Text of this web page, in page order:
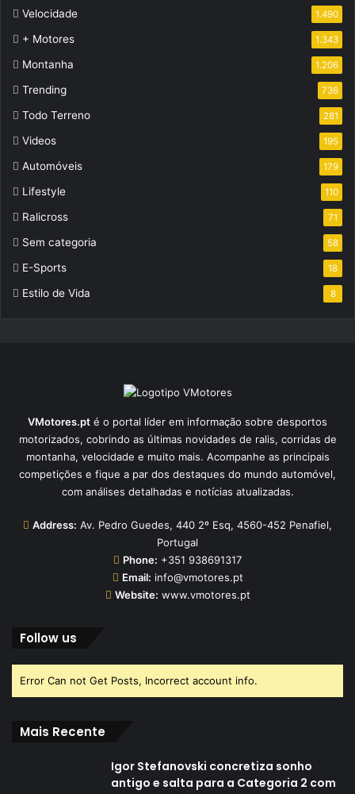
Velocidade 1.490
+ Motores 1.343
Montanha 1.206
Trending 736
Todo Terreno 281
Videos 195
Automóveis 179
Lifestyle 110
Ralicross 71
Sem categoria 58
E-Sports 18
Estilo de Vida 8
VMotores.pt é o portal líder em informação sobre desportos
motorizados, cobrindo as últimas novidades de ralis, corridas de
montanha, velocidade e muito mais. Acompanhe as principais
competições e fique a par dos destaques do mundo automóvel,
com análises detalhadas e notícias atualizadas.
Address: Av. Pedro Guedes, 440 2º Esq, 4560-452 Penafiel,
Portugal
Phone: +351 938691317
Email: info@vmotores.pt
Website: www.vmotores.pt
Follow us
Error Can not Get Posts, Incorrect account info.
Mais Recente
Igor Stefanovski concretiza sonho
antigo e salta para a Categoria 2 com